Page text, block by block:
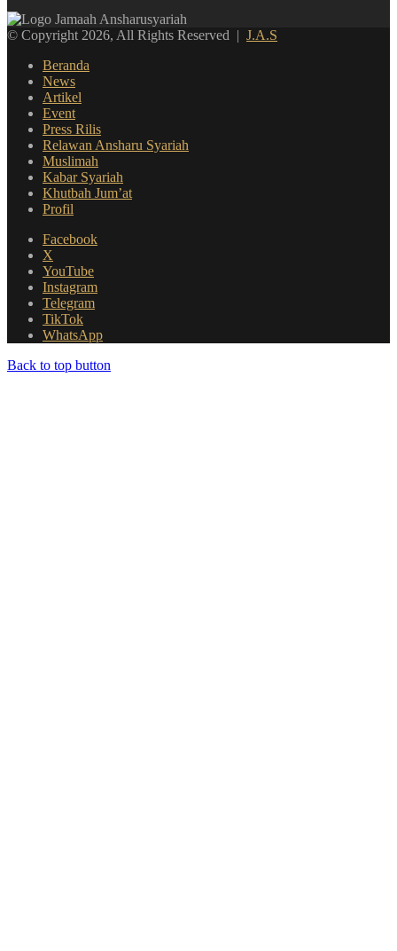
© Copyright 2026, All Rights Reserved | J.A.S
Beranda
News
Artikel
Event
Press Rilis
Relawan Ansharu Syariah
Muslimah
Kabar Syariah
Khutbah Jum’at
Profil
Facebook
X
YouTube
Instagram
Telegram
TikTok
WhatsApp
Back to top button